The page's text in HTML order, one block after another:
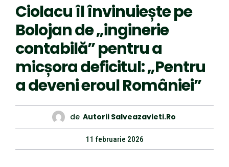
Ciolacu îl învinuiește pe
Bolojan de „inginerie
contabilă” pentru a
micșora deficitul: „Pentru
a deveni eroul României”
de Autorii Salveazavieti.ro
11 februarie 2026